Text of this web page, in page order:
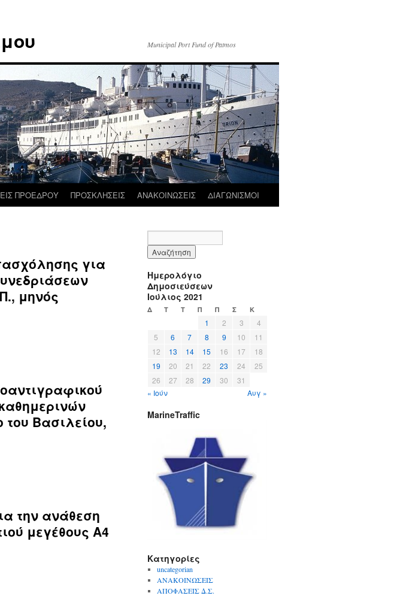
Municipal Port Fund of Patmos
ΠΡΟΕΔΡΟΥ ΠΡΟΣΚΛΗΣΕΙΣ ΑΝΑΚΟΙΝΩΣΕΙΣ ΔΙΑΓΩΝΙΣΜΟΙ
για
μηνός
Βασιλείου,
την ανάθεση
μεγέθους Α4
Ημερολόγιο
Δημοσιεύσεων
Ιούλιος 2021
Δ Τ Τ Π Π Σ Κ
1 2 3
4
5
6 7 8 9 10
11
12
13 14 15 16 17
18
19
20 21 22 23 24
25
26
27 28 29 30
31
« Ιούν
Αυγ »
MarineTraffic
Kατηγορίες
uncategorian
ΑΝΑΚΟΙΝΩΣΕΙΣ
ΑΠΟΦΑΣΕΙΣ Δ.Σ.